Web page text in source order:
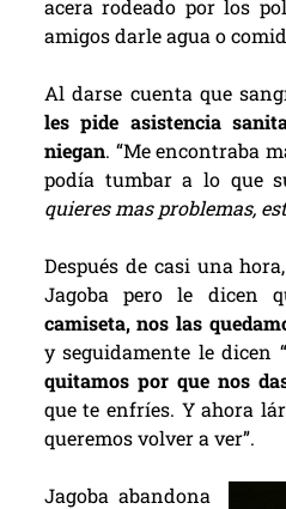
acera rodeado por los
amigos darle agua o
Al darse cuenta que
les pide asistencia
niegan. “Me encontraba
podía tumbar a lo que
quieres mas problemas,
Después de casi una
Jagoba pero le dicen
camiseta, nos las
y seguidamente le dicen
quitamos por que nos
que te enfríes. Y ahora
queremos volver a ver”.
Jagoba abandona